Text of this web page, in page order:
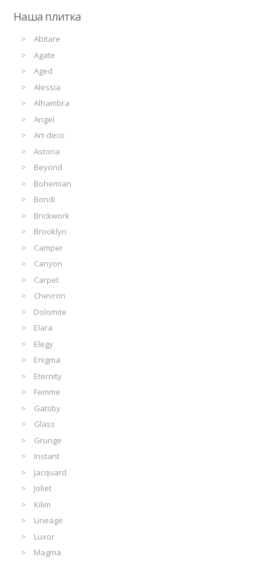
Наша плитка
Abitare
Agate
Aged
Alessia
Alhambra
Angel
Art-deco
Astoria
Beyond
Bohemian
Bondi
Brickwork
Brooklyn
Camper
Canyon
Carpet
Chevron
Dolomite
Elara
Elegy
Enigma
Eternity
Femme
Gatsby
Glass
Grunge
Instant
Jacquard
Joliet
Kilim
Lineage
Luxor
Magma